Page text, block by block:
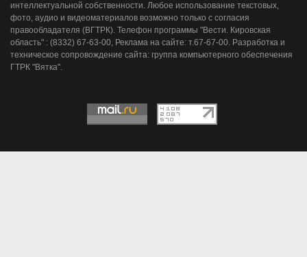
интеллектуальной собственности. Любое использование текстовых,
фото, аудио и видеоматериалов возможно только с согласия
правообладателя (ВГТРК). Телефон программы "Вести. Кировская
область" : (8332) 67-63-00, Реклама на сайте: т.67-67-00. Разработка и
техническое сопровождение сайта: группа компьютерного обеспечения
ГТРК "Вятка".